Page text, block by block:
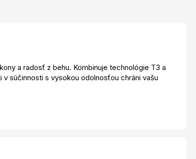
a radosť z behu. Kombinuje technológie T3 a
súčinnosti s vysokou odolnosťou chráni vašu